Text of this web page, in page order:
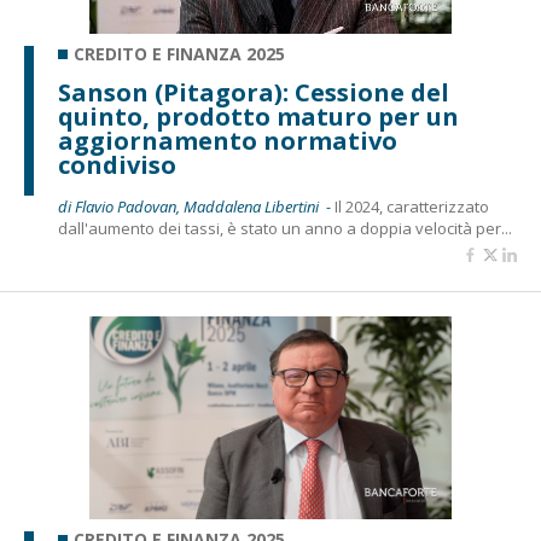
CREDITO E FINANZA 2025
Sanson (Pitagora): Cessione del
quinto, prodotto maturo per un
aggiornamento normativo
condiviso
di Flavio Padovan, Maddalena Libertini - Il 2024, caratterizzato
dall'aumento dei tassi, è stato un anno a doppia velocità per...